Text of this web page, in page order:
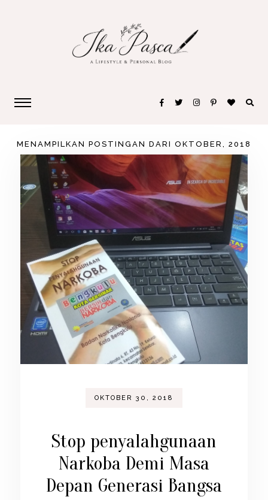
MENAMPILKAN POSTINGAN DARI OKTOBER, 2018
OKTOBER 30, 2018
Stop penyalahgunaan
Narkoba Demi Masa
Depan Generasi Bangsa